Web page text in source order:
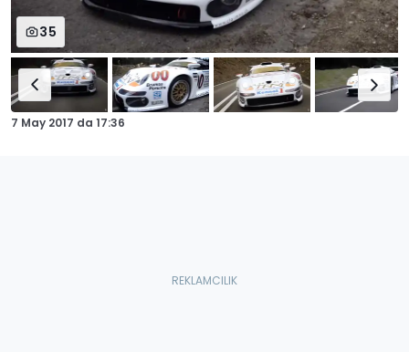
35
7 May 2017 da 17:36